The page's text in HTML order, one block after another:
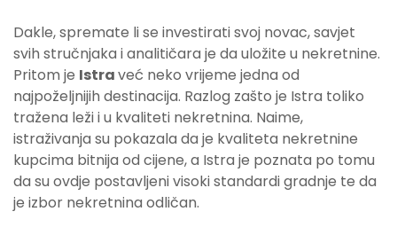
Dakle, spremate li se investirati svoj novac, savjet
svih stručnjaka i analitičara je da uložite u nekretnine.
Pritom je Istraveć neko vrijeme jedna od
najpoželjnijih destinacija. Razlog zašto je Istra toliko
tražena leži i u kvaliteti nekretnina. Naime,
istraživanja su pokazala da je kvaliteta nekretnine
kupcima bitnija od cijene, a Istra je poznata po tomu
da su ovdje postavljeni visoki standardi gradnje te da
je izbor nekretnina odličan.